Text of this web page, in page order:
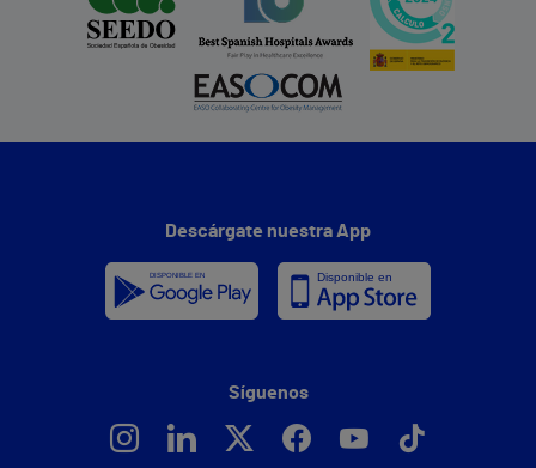
Descárgate nuestra App
Síguenos